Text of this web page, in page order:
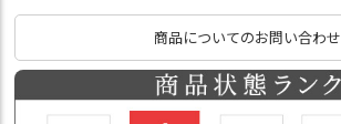
商品についてのお問い合わせ